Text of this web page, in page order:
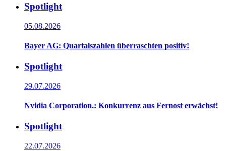
Spotlight
05.08.2026
Bayer AG: Quartalszahlen überraschten positiv!
Spotlight
29.07.2026
Nvidia Corporation.: Konkurrenz aus Fernost erwächst!
Spotlight
22.07.2026